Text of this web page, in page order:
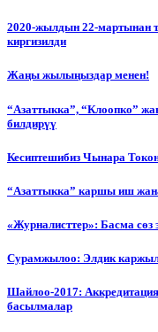
2020-жылдын 22-мартынан
киргизилди
Жаңы жылыңыздар менен!
“Азаттыкка”, “Клоопко”
билдирүү
Кесиптешибиз Чынара
“Азаттыкка” каршы иш
«Журналисттер»: Басма сөз
Сурамжылоо: Элдик
Шайлоо-2017:
басылмалар